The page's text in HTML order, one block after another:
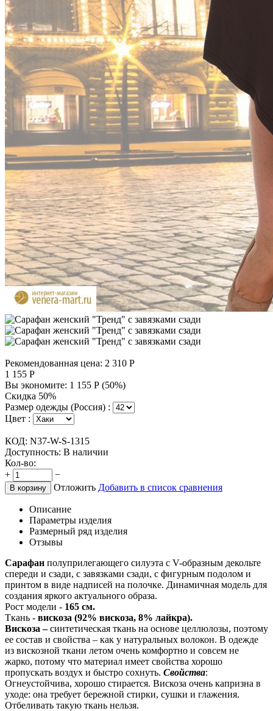
Рекомендованная цена: 2 310 Р
1 155 Р
Вы экономите: 1 155 Р (50%)
Скидка 50%
Размер одежды (Россия) :
Цвет :
КОД: N37-W-S-1315
Доступность: В наличии
Кол-во:
+
−
В корзину Отложить Добавить в список сравнения
Описание
Параметры изделия
Размерный ряд изделия
Отзывы
Сарафан полуприлегающего силуэта с V-образным декольте
спереди и сзади, с завязками сзади, с фигурным подолом и
принтом в виде надписей на полочке. Динамичная модель для
создания яркого актуального образа.
Рост модели - 165 см.
Ткань - вискоза (92% вискоза, 8% лайкра).
Вискоза –синтетическая ткань на основе целлюлозы, поэтому
ее состав и свойства – как у натуральных волокон. В одежде
из вискозной ткани летом очень комфортно и совсем не
жарко, потому что материал имеет свойства хорошо
пропускать воздух и быстро сохнуть. Свойства:
Огнеустойчива, хорошо стирается. Вискоза очень капризна в
уходе: она требует бережной стирки, сушки и глажения.
Отбеливать такую ткань нельзя.